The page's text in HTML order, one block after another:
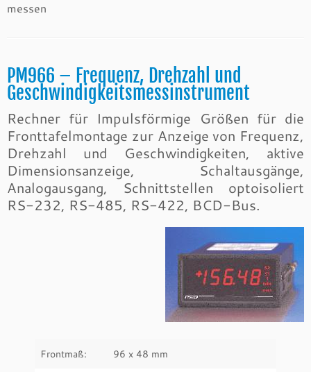
messen
PM966 – Frequenz, Drehzahl und
Geschwindigkeitsmessinstrument
Rechner für Impulsförmige Größen für die
Fronttafelmontage zur Anzeige von Frequenz,
Drehzahl und Geschwindigkeiten, aktive
Dimensionsanzeige, Schaltausgänge,
Analogausgang, Schnittstellen optoisoliert
RS-232, RS-485, RS-422, BCD-Bus.
Frontmaß: 96 x 48 mm